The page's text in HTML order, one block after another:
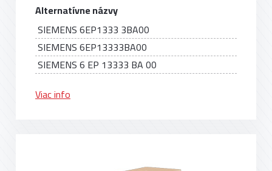
Alternatívne názvy
SIEMENS 6EP1333 3BA00
SIEMENS 6EP13333BA00
SIEMENS 6 EP 13333 BA 00
Viac info